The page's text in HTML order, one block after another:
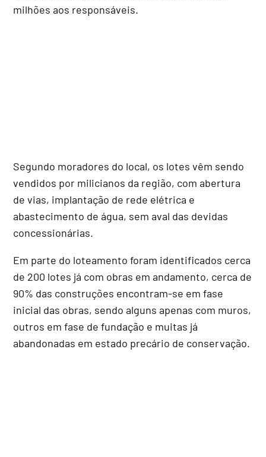
milhões aos responsáveis.
Segundo moradores do local, os lotes vêm sendo
vendidos por milicianos da região, com abertura
de vias, implantação de rede elétrica e
abastecimento de água, sem aval das devidas
concessionárias.
Em parte do loteamento foram identificados cerca
de 200 lotes já com obras em andamento, cerca de
90% das construções encontram-se em fase
inicial das obras, sendo alguns apenas com muros,
outros em fase de fundação e muitas já
abandonadas em estado precário de conservação.